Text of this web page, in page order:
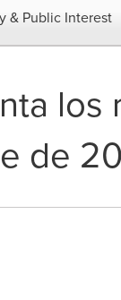
& Public Interest
los
de